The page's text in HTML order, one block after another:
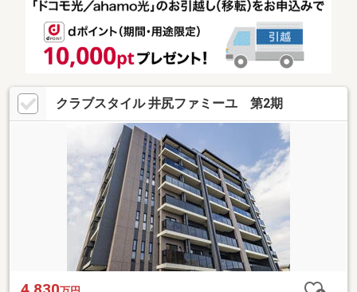
クラブスタイル 井尻ファミーユ 第2期